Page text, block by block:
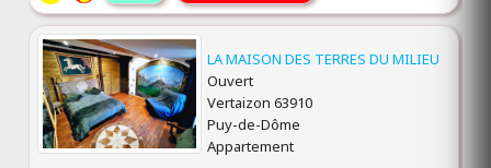
LA MAISON DES TERRES DU MILIEU
Ouvert
Vertaizon 63910
Puy-de-Dôme
Appartement